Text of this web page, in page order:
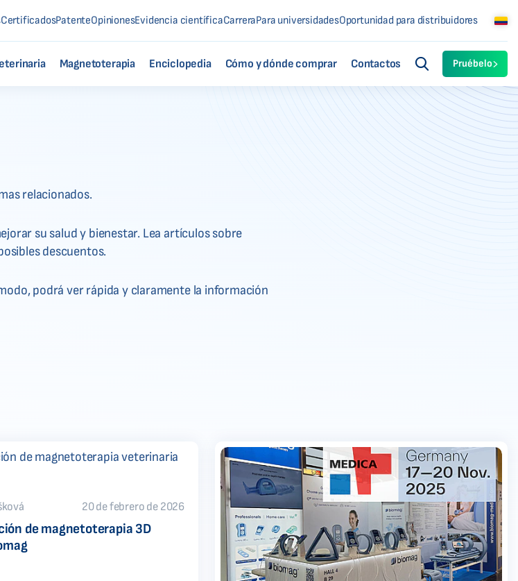
CertificadosPatenteOpinionesEvidencia científicaCarreraPara universidadesOportunidad para distribuidores
Magnetoterapia Enciclopedia Cómo y dónde comprar Contactos Pruébelo
relacionados.
su salud y bienestar. Lea artículos sobre
descuentos.
podrá ver rápida y claramente la información
20 de febrero de 2026
de magnetoterapia 3D